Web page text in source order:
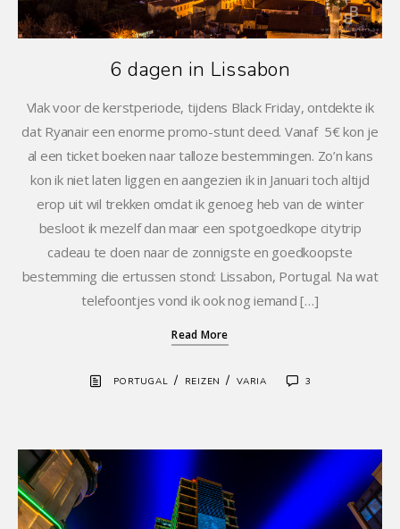
6 dagen in Lissabon
Vlak voor de kerstperiode, tijdens Black Friday, ontdekte ik
dat Ryanair een enorme promo-stunt deed. Vanaf 5€ kon je
al een ticket boeken naar talloze bestemmingen. Zo’n kans
kon ik niet laten liggen en aangezien ik in Januari toch altijd
erop uit wil trekken omdat ik genoeg heb van de winter
besloot ik mezelf dan maar een spotgoedkope citytrip
cadeau te doen naar de zonnigste en goedkoopste
bestemming die ertussen stond: Lissabon, Portugal. Na wat
telefoontjes vond ik ook nog iemand […]
Read More
PORTUGAL / REIZEN / VARIA 3